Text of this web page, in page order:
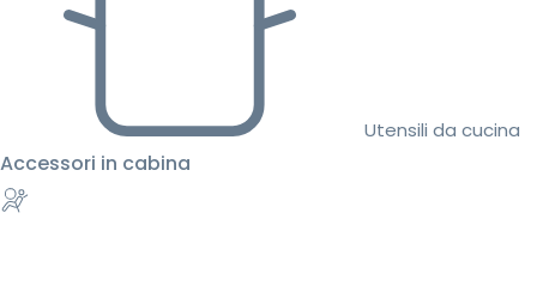
Utensili da cucina
Accessori in cabina